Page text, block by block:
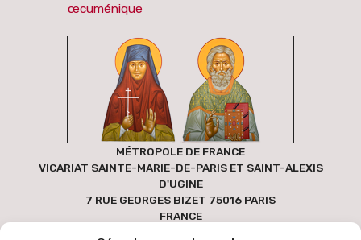
œcuménique
MÉTROPOLE DE FRANCE
VICARIAT SAINTE-MARIE-DE-PARIS ET SAINT-ALEXIS
D'UGINE
7 RUE GEORGES BIZET 75016 PARIS
FRANCE